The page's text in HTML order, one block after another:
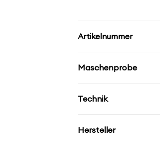
Artikelnummer
Maschenprobe
Technik
Hersteller